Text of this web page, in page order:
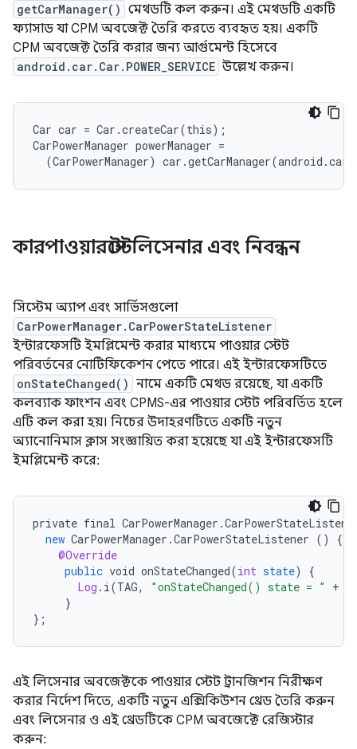
getCarManager() মেথডটি কল করুন। এই মেথডটি একটি
ফ্যাসাড যা CPM অবজেক্ট তৈরি করতে ব্যবহৃত হয়। একটি
CPM অবজেক্ট তৈরি করার জন্য আর্গুমেন্ট হিসেবে
android.car.Car.POWER_SERVICE উল্লেখ করুন।
Car car = Car.createCar(this);
CarPowerManager powerManager =
(CarPowerManager)
কারপাওয়ারস্টেটলিসেনার এবং নিবন্ধন
সিস্টেম অ্যাপ এবং সার্ভিসগুলো
CarPowerManager.CarPowerStateListener
ইন্টারফেসটি ইমপ্লিমেন্ট করার মাধ্যমে পাওয়ার স্টেট
পরিবর্তনের নোটিফিকেশন পেতে পারে। এই ইন্টারফেসটিতে
onStateChanged() নামে একটি মেথড রয়েছে, যা একটি
কলব্যাক ফাংশন এবং CPMS-এর পাওয়ার স্টেট পরিবর্তিত হলে
এটি কল করা হয়। নিচের উদাহরণটিতে একটি নতুন
অ্যানোনিমাস ক্লাস সংজ্ঞায়িত করা হয়েছে যা এই ইন্টারফেসটি
ইমপ্লিমেন্ট করে:
private final CarPowerManager .
new CarPowerManager .CarPowerStateListener ()
{
@Override
public void onStateChanged(int state)
{
Log . i (TAG, "onStateChanged() state = " +
}
} ;
এই লিসেনার অবজেক্টকে পাওয়ার স্টেট ট্রানজিশন নিরীক্ষণ
করার নির্দেশ দিতে, একটি নতুন এক্সিকিউশন থ্রেড তৈরি করুন
এবং লিসেনার ও এই থ্রেডটিকে CPM অবজেক্টে রেজিস্টার
করুন: